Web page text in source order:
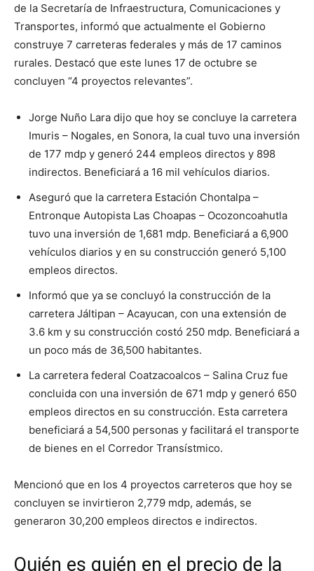
de la Secretaría de Infraestructura, Comunicaciones y
Transportes, informó que actualmente el Gobierno
construye 7 carreteras federales y más de 17 caminos
rurales. Destacó que este lunes 17 de octubre se
concluyen “4 proyectos relevantes”.
Jorge Nuño Lara dijo que hoy se concluye la carretera
Imuris – Nogales, en Sonora, la cual tuvo una inversión
de 177 mdp y generó 244 empleos directos y 898
indirectos. Beneficiará a 16 mil vehículos diarios.
Aseguró que la carretera Estación Chontalpa –
Entronque Autopista Las Choapas – Ocozoncoahutla
tuvo una inversión de 1,681 mdp. Beneficiará a 6,900
vehículos diarios y en su construcción generó 5,100
empleos directos.
Informó que ya se concluyó la construcción de la
carretera Jáltipan – Acayucan, con una extensión de
3.6 km y su construcción costó 250 mdp. Beneficiará a
un poco más de 36,500 habitantes.
La carretera federal Coatzacoalcos – Salina Cruz fue
concluida con una inversión de 671 mdp y generó 650
empleos directos en su construcción. Esta carretera
beneficiará a 54,500 personas y facilitará el transporte
de bienes en el Corredor Transístmico.
Mencionó que en los 4 proyectos carreteros que hoy se
concluyen se invirtieron 2,779 mdp, además, se
generaron 30,200 empleos directos e indirectos.
Quién es quién en el precio de la